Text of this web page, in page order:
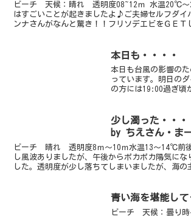
ビーチ 天候：晴れ 透明度08~12ｍ 水温20℃
はすごいことが起きましたよ♪ご夫婦セルフダイ
ンナさんがなんと驚き！！フリソデエビをＧＥＴ
本日も・・・・
本日も台風の影響の
っています。明日の
の方には19:00過ぎ頃
認くださいませ。
少し濁った・
by ちえさん・ま
ビーチ 晴れ 透明度8ｍ～10ｍ水温13～14℃前
し風波ありましたが、午後からポカポカ陽気にな
した。透明度が少し落ちてしまいましたが、海の
青い海を堪能して
ビーチ 天候：曇り